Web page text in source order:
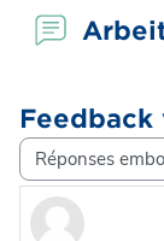
Feedback
Type d’affichage